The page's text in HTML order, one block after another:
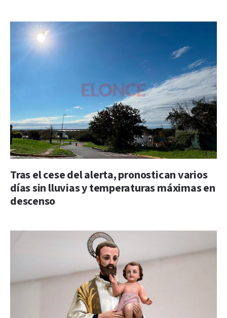
Tras el cese del alerta, pronostican varios
días sin lluvias y temperaturas máximas en
descenso